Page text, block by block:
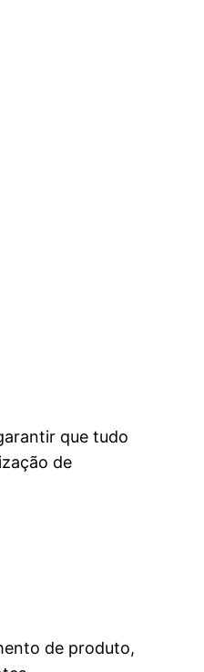
que tudo
de
de produto,